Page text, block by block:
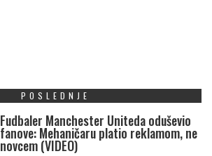
POSLEDNJE
Fudbaler Manchester Uniteda oduševio
fanove: Mehaničaru platio reklamom, ne
novcem (VIDEO)